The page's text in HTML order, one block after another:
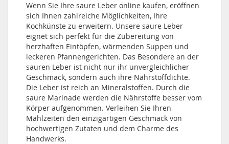
Wenn Sie Ihre saure Leber online kaufen, eröffnen
sich Ihnen zahlreiche Möglichkeiten, Ihre
Kochkünste zu erweitern. Unsere saure Leber
eignet sich perfekt für die Zubereitung von
herzhaften Eintöpfen, wärmenden Suppen und
leckeren Pfannengerichten. Das Besondere an der
sauren Leber ist nicht nur ihr unvergleichlicher
Geschmack, sondern auch ihre Nährstoffdichte.
Die Leber ist reich an Mineralstoffen. Durch die
saure Marinade werden die Nährstoffe besser vom
Körper aufgenommen. Verleihen Sie Ihren
Mahlzeiten den einzigartigen Geschmack von
hochwertigen Zutaten und dem Charme des
Handwerks.